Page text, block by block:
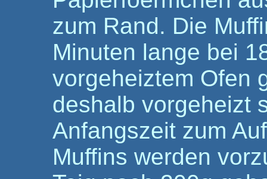
zum Rand. Die
Minuten lange bei
vorgeheiztem Ofen
deshalb vorgeheizt
Anfangszeit zum
Muffins werden